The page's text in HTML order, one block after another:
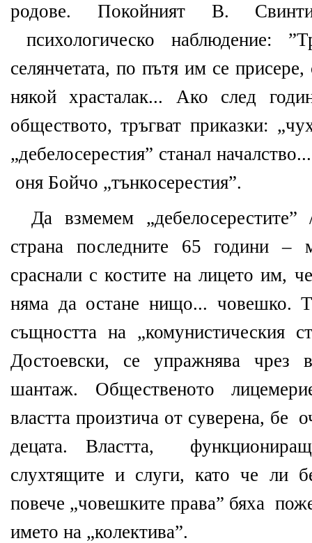
родове. Покойният В.
психологическо наблюдение:
селянчетата, по пътя им се
някой храсталак... Ако след
обществото, тръгват приказки:
„дебелосерестия” станал
оня Бойчо „тънкосерестия”.
Да взмемем
страна последните 65 години –
сраснали с костите на лицето им,
няма да остане нищо... човешко.
същността на „комунистическия
Достоевски, се упражнява чрез
шантаж. Общественото
властта произтича от суверена, бе
децата. Властта,
слухтящите и слуги, като че ли
повече „човешките права” бяха
името на „колектива”.